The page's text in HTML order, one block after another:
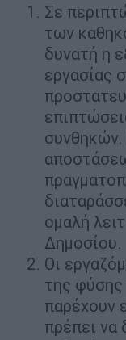
Σε
των
δυνατή η
εργασίας
συνθηκών.
ομαλή
Δημοσίου.
Οι
της
παρέχουν
πρέπει να